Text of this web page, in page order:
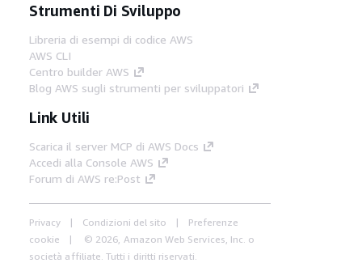
Strumenti Di Sviluppo
Libreria di esempi di codice AWS
AWS CLI
Centro builder AWS
Blog AWS sugli strumenti per sviluppatori
Link Utili
Scarica il server MCP di AWS Docs
Accedi alla Console AWS
Forum di AWS re:Post
Privacy Condizioni del sito
Preferenze
cookie
© 2026, Amazon Web Services, Inc. o
società affiliate. Tutti i diritti riservati.